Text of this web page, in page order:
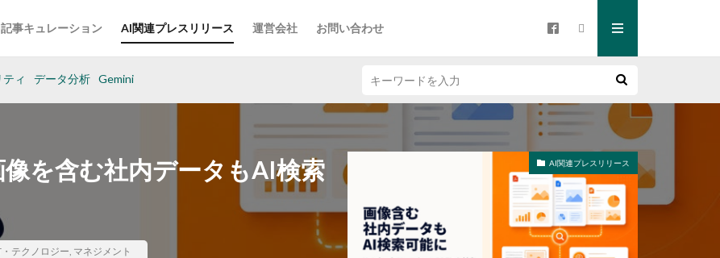
事キュレーション AI関連プレスリリース 運営会社 お問い合わせ
ィ データ分析 Gemini
を含む社内データもAI検索
・テクノロジー, マネジメント
AI関連プレスリリース